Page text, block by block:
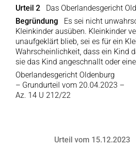
Urteil 2
Das Oberlandesgericht
Begründung
Es sei nicht
Kleinkinder ausüben. Kleinkinder
unaufgeklärt blieb, sei es für ein
Wahrscheinlichkeit, dass ein Kind
sie das Kind angeschnallt oder
Oberlandesgericht Oldenburg
– Grundurteil vom 20.04.2023 –
Az. 14 U 212/22
Urteil vom 15.12.2023